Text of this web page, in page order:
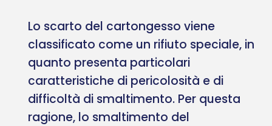
Lo scarto del cartongesso viene
classificato come un rifiuto speciale, in
quanto presenta particolari
caratteristiche di pericolosità e di
difficoltà di smaltimento. Per questa
ragione, lo smaltimento del